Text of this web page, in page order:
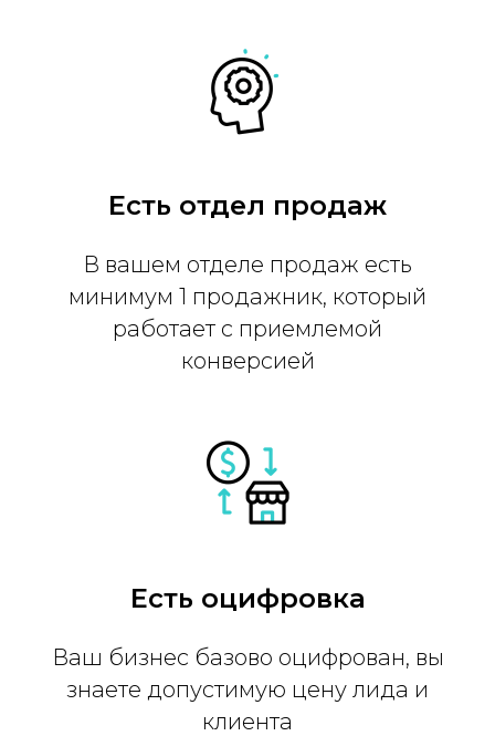
Есть отдел продаж
В вашем отделе продаж есть
минимум 1 продажник, который
работает с приемлемой
конверсией
Есть оцифровка
Ваш бизнес базово оцифрован, вы
знаете допустимую цену лида и
клиента